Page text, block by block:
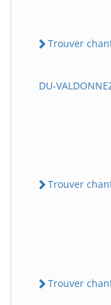
Trouver
DU-
Trouver
Trouver